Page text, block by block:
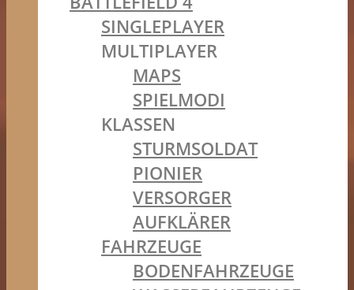
SINGLEPLAYER
MULTIPLAYER
MAPS
SPIELMODI
KLASSEN
STURMSOLDAT
PIONIER
VERSORGER
AUFKLÄRER
FAHRZEUGE
BODENFAHRZEUGE